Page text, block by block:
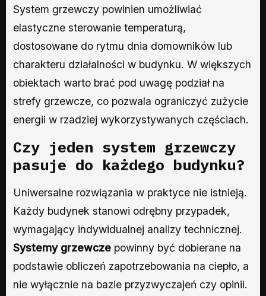
System grzewczy powinien umożliwiać
elastyczne sterowanie temperaturą,
dostosowane do rytmu dnia domowników lub
charakteru działalności w budynku. W większych
obiektach warto brać pod uwagę podział na
strefy grzewcze, co pozwala ograniczyć zużycie
energii w rzadziej wykorzystywanych częściach.
Czy jeden system grzewczy
pasuje do każdego budynku?
Uniwersalne rozwiązania w praktyce nie istnieją.
Każdy budynek stanowi odrębny przypadek,
wymagający indywidualnej analizy technicznej.
Systemy grzewcze powinny być dobierane na
podstawie obliczeń zapotrzebowania na ciepło, a
nie wyłącznie na bazie przyzwyczajeń czy opinii.